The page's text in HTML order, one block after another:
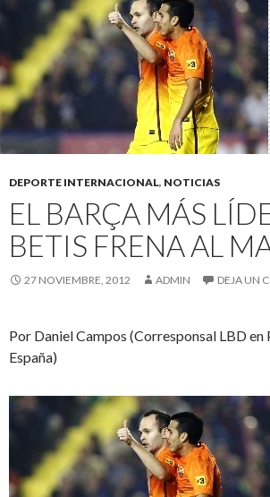
DEPORTE INTERNACIONAL, NOTICIAS
EL BARÇA MÁS
BETIS FRENA AL
27 NOVIEMBRE, 2012 ADMIN DEJA UN
Por Daniel Campos (Corresponsal LBD
España)